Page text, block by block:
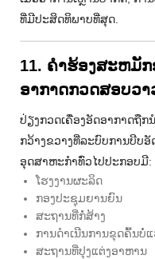
ທີ່ມີປະສິດທິພາບທີ່ສຸດ.
11. ຄໍາຮ້ອງສະຫມັ
ອາກາດກວດສອບວາ
ປ່ຽງກວດເຄື່ອງອັດອາກາດຖື
ກວ້າງຂວາງທີ່ລະບົບການບີບອັ
ອຸດສາຫະກໍາທົ່ວໄປປະກອບມີ:
ໂຮງງານຜະລິດ
ກອງ​ປະ​ຊຸມ​ຍານ​ຍົນ​
ສະຖານທີ່ກໍ່ສ້າງ
ການດໍາເນີນການຂຸດຄົ້ນບໍ່
ສະຖານທີ່ປຸງແຕ່ງອາຫານ